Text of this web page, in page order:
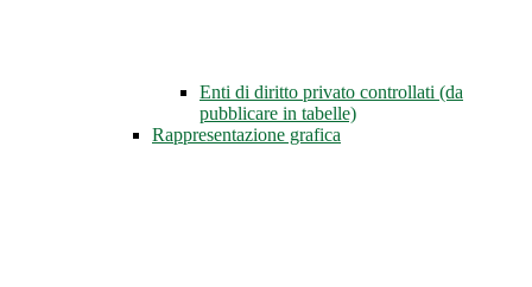
Enti di diritto privato controllati (da
pubblicare in tabelle)
Rappresentazione grafica